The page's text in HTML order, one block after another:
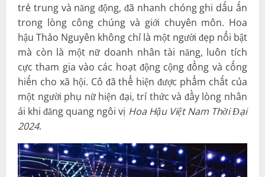
trẻ trung và năng động, đã nhanh chóng ghi dấu ấn
trong lòng công chúng và giới chuyên môn. Hoa
hậu Thảo Nguyên không chỉ là một người đẹp nổi bật
mà còn là một nữ doanh nhân tài năng, luôn tích
cực tham gia vào các hoạt động cộng đồng và cống
hiến cho xã hội. Cô đã thể hiện được phẩm chất của
một người phụ nữ hiện đại, trí thức và đầy lòng nhân
ái khi đăng quang ngôi vị Hoa Hậu Việt Nam Thời Đại
2024.